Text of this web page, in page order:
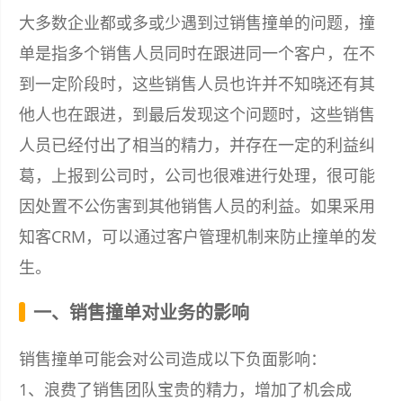
大多数企业都或多或少遇到过销售撞单的问题，撞
单是指多个销售人员同时在跟进同一个客户，在不
到一定阶段时，这些销售人员也许并不知晓还有其
他人也在跟进，到最后发现这个问题时，这些销售
人员已经付出了相当的精力，并存在一定的利益纠
葛，上报到公司时，公司也很难进行处理，很可能
因处置不公伤害到其他销售人员的利益。如果采用
知客CRM，可以通过客户管理机制来防止撞单的发
生。
一、销售撞单对业务的影响
销售撞单可能会对公司造成以下负面影响：
1、浪费了销售团队宝贵的精力，增加了机会成